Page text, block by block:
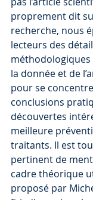
proprement dit
recherche, nous
lecteurs des
la donnée et de
pour se
conclusions
découvertes
meilleure
traitants. Il est
pertinent de
cadre théorique
proposé par